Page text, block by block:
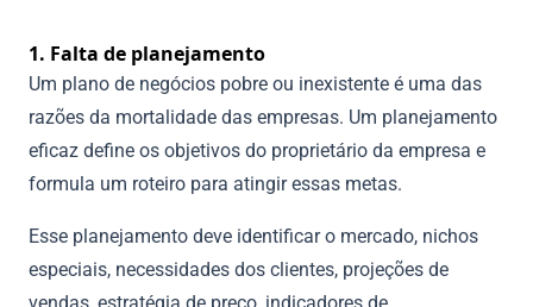
1. Falta de planejamento
Um plano de negócios pobre ou inexistente é uma das
razões da mortalidade das empresas. Um planejamento
eficaz define os objetivos do proprietário da empresa e
formula um roteiro para atingir essas metas.
Esse planejamento deve identificar o mercado, nichos
especiais, necessidades dos clientes, projeções de